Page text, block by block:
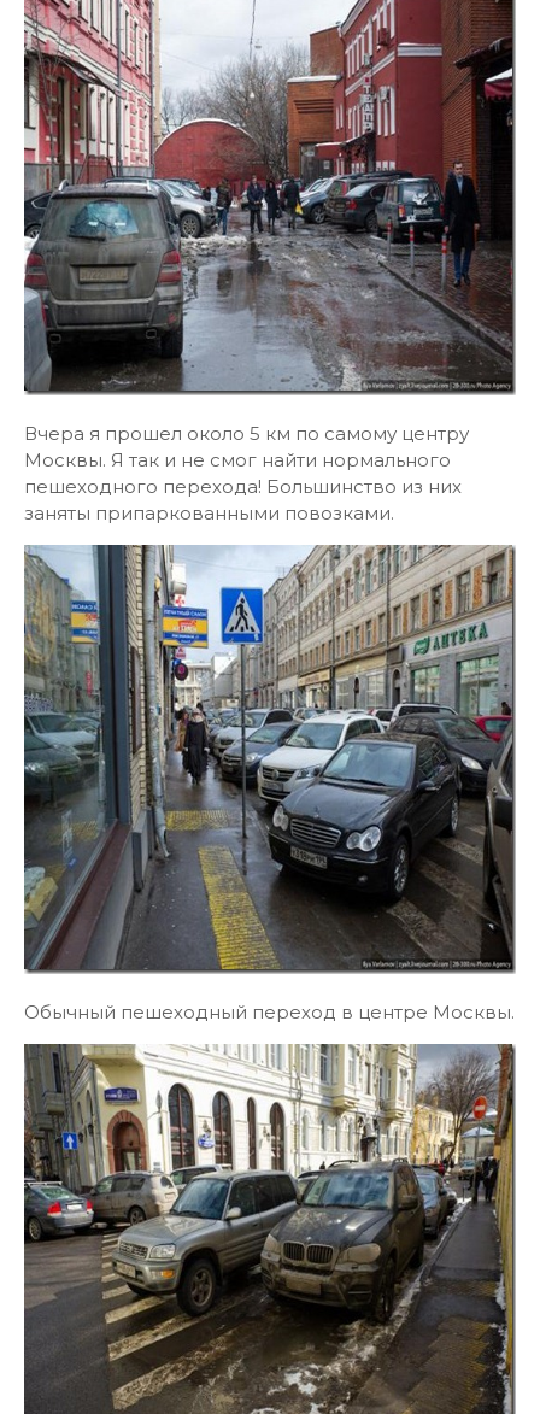
Вчера я прошел около 5 км по самому центру
Москвы. Я так и не смог найти нормального
пешеходного перехода! Большинство из них
заняты припаркованными повозками.
Обычный пешеходный переход в центре Москвы.